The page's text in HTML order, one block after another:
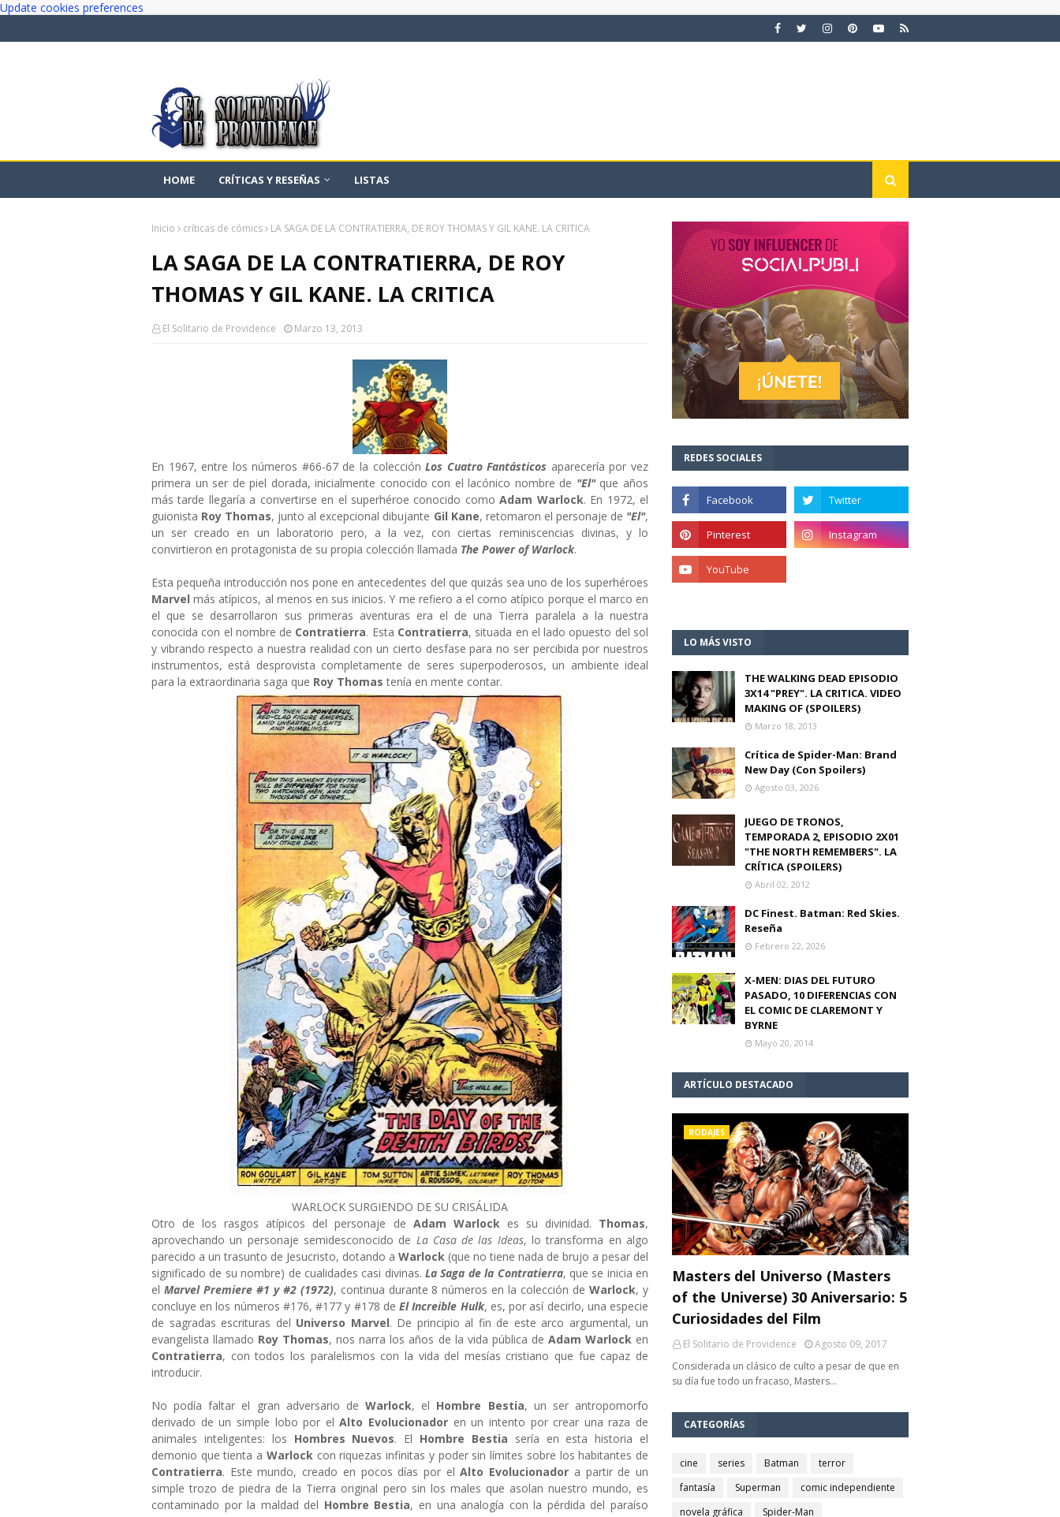
Update cookies preferences
HOME CRÍTICAS Y RESEÑAS LISTAS
Inicio críticas de cómics LA SAGA DE LA CONTRATIERRA, DE ROY THOMAS Y GIL KANE. LA CRITICA
LA SAGA DE LA CONTRATIERRA, DE ROY
THOMAS Y GIL KANE. LA CRITICA
El Solitario de Providence Marzo 13, 2013
En 1967, entre los números #66-67 de la colecciónLos Cuatro Fantásticos aparecería por vez
primera un ser de piel dorada, inicialmente conocido con el lacónico nombre de "El"que años
más tarde llegaría a convertirse en el superhéroe conocido comoAdam Warlock. En 1972, el
guionista Roy Thomas, junto al excepcional dibujante Gil Kane, retomaron el personaje de "El",
un ser creado en un laboratorio pero, a la vez, con ciertas reminiscencias divinas, y lo
convirtieron en protagonista de su propia colección llamada The Power of Warlock.
Esta pequeña introducción nos pone en antecedentes del que quizás sea uno de los superhéroes
Marvelmás atípicos, al menos en sus inicios. Y me refiero a el como atípico porque el marco en
el que se desarrollaron sus primeras aventuras era el de una Tierra paralela a la nuestra
conocida con el nombre de Contratierra. Esta Contratierra, situada en el lado opuesto del sol
y vibrando respecto a nuestra realidad con un cierto desfase para no ser percibida por nuestros
instrumentos, está desprovista completamente de seres superpoderosos, un ambiente ideal
para la extraordinaria saga que Roy Thomas tenía en mente contar.
WARLOCK SURGIENDO DE SU CRISÁLIDA
Otro de los rasgos atípicos del personaje de Adam Warlockes su divinidad. Thomas,
aprovechando un personaje semidesconocido de La Casa de las Ideas, lo transforma en algo
parecido a un trasunto de Jesucristo, dotando a Warlock (que no tiene nada de brujo a pesar del
significado de su nombre) de cualidades casi divinas. La Saga de la Contratierra, que se inicia en
el Marvel Premiere #1 y #2 (1972), continua durante 8 números en la colección deWarlock, y
concluye en los números #176, #177 y #178 deEl Increible Hulk, es, por así decirlo, una especie
de sagradas escrituras del Universo Marvel. De principio al fin de este arco argumental, un
evangelista llamado Roy Thomas, nos narra los años de la vida pública de Adam Warlock en
Contratierra, con todos los paralelismos con la vida del mesías cristiano que fue capaz de
introducir.
No podía faltar el gran adversario deWarlock, el Hombre Bestia, un ser antropomorfo
derivado de un simple lobo por elAlto Evolucionador en un intento por crear una raza de
animales inteligentes: los Hombres Nuevos. El Hombre Bestia sería en esta historia el
demonio que tienta a Warlock con riquezas infinitas y poder sin límites sobre los habitantes de
Contratierra. Este mundo, creado en pocos días por elAlto Evolucionador a partir de un
simple trozo de piedra de la Tierra original pero sin los males que asolan nuestro mundo, es
contaminado por la maldad del Hombre Bestia, en una analogía con la pérdida del paraíso
REDES SOCIALES
LO MÁS VISTO
THE WALKING DEAD EPISODIO
3X14 "PREY". LA CRITICA. VIDEO
MAKING OF (SPOILERS)
Marzo 18, 2013
Crítica de Spider-Man: Brand
New Day (Con Spoilers)
Agosto 03, 2026
JUEGO DE TRONOS,
TEMPORADA 2, EPISODIO 2X01
"THE NORTH REMEMBERS". LA
CRÍTICA (SPOILERS)
Abril 02, 2012
DC Finest. Batman: Red Skies.
Reseña
Febrero 22, 2026
X-MEN: DIAS DEL FUTURO
PASADO, 10 DIFERENCIAS CON
EL COMIC DE CLAREMONT Y
BYRNE
Mayo 20, 2014
ARTÍCULO DESTACADO
RODAJES
Masters del Universo (Masters
of the Universe) 30 Aniversario: 5
Curiosidades del Film
El Solitario de Providence
Agosto 09, 2017
Considerada un clásico de culto a pesar de que en
su día fue todo un fracaso, Masters…
CATEGORÍAS
cine series Batman
terror
fantasía
Superman
comic independiente
novela gráfica
Spider-Man